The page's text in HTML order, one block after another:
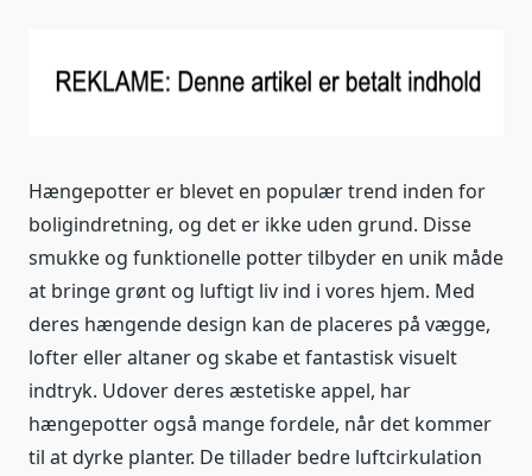
Hængepotter er blevet en populær trend inden for
boligindretning, og det er ikke uden grund. Disse
smukke og funktionelle potter tilbyder en unik måde
at bringe grønt og luftigt liv ind i vores hjem. Med
deres hængende design kan de placeres på vægge,
lofter eller altaner og skabe et fantastisk visuelt
indtryk. Udover deres æstetiske appel, har
hængepotter også mange fordele, når det kommer
til at dyrke planter. De tillader bedre luftcirkulation